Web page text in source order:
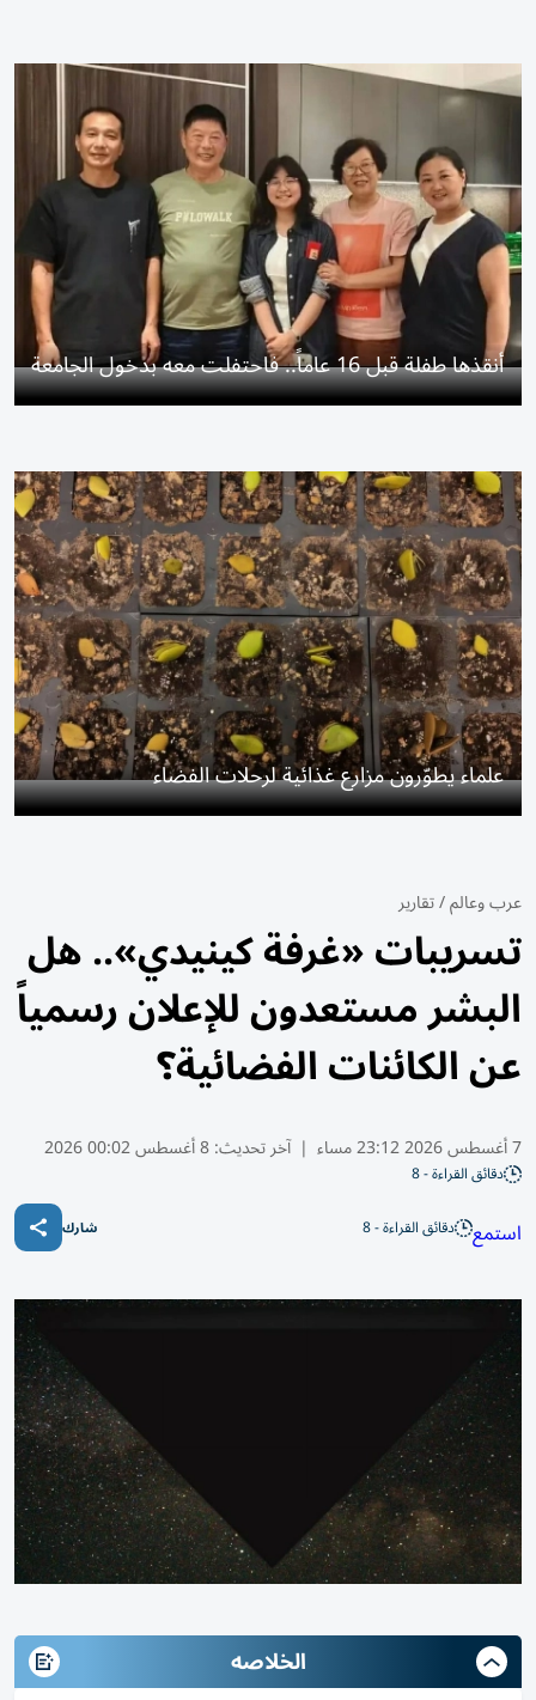
أنقذها طفلة قبل 16 عاماً.. فاحتفلت معه بدخول الجامعة
علماء يطوّرون مزارع غذائية لرحلات الفضاء
عرب وعالم/تقارير
تسريبات «غرفة كينيدي».. هل
البشر مستعدون للإعلان رسمياً
عن الكائنات الفضائية؟
7 أغسطس 2026 23:12 مساء | آخر تحديث:8 أغسطس 00:02 2026
دقائق القراءة - 8
استمع دقائق القراءة - 8 شارك
الخلاصه